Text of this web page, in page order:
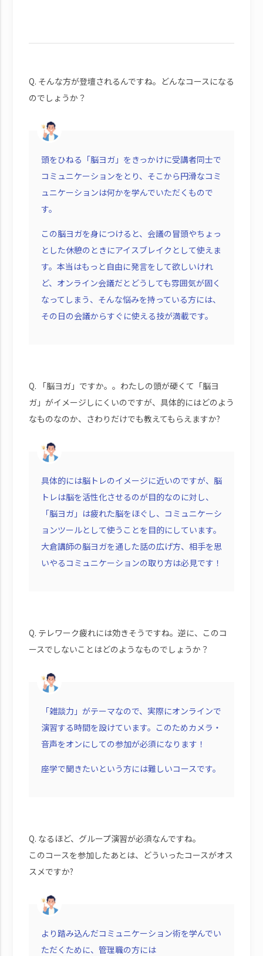
Q. そんな方が登壇されるんですね。どんなコースになる
のでしょうか？
頭をひねる「脳ヨガ」をきっかけに受講者同士で
コミュニケーションをとり、そこから円滑なコミ
ュニケーションは何かを学んでいただくもので
す。
この脳ヨガを身につけると、会議の冒頭やちょっ
とした休憩のときにアイスブレイクとして使えま
す。本当はもっと自由に発言をして欲しいけれ
ど、オンライン会議だとどうしても雰囲気が固く
なってしまう、そんな悩みを持っている方には、
その日の会議からすぐに使える技が満載です。
Q. 「脳ヨガ」ですか。。わたしの頭が硬くて「脳ヨ
ガ」がイメージしにくいのですが、具体的にはどのよう
なものなのか、さわりだけでも教えてもらえますか?
具体的には脳トレのイメージに近いのですが、脳
トレは脳を活性化させるのが目的なのに対し、
「脳ヨガ」は疲れた脳をほぐし、コミュニケーシ
ョンツールとして使うことを目的にしています。
大倉講師の脳ヨガを通した話の広げ方、相手を思
いやるコミュニケーションの取り方は必見です！
Q. テレワーク疲れには効きそうですね。逆に、このコ
ースでしないことはどのようなものでしょうか？
「雑談力」がテーマなので、実際にオンラインで
演習する時間を設けています。このためカメラ・
音声をオンにしての参加が必須になります！
座学で聞きたいという方には難しいコースです。
Q. なるほど、グループ演習が必須なんですね。
このコースを参加したあとは、どういったコースがオス
スメですか?
より踏み込んだコミュニケーション術を学んでい
ただくために、管理職の方には